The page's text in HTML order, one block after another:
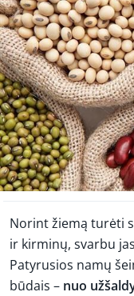
Norint žiemą turėti
ir kirminų, svarbu
Patyrusios namų
būdais – nuo